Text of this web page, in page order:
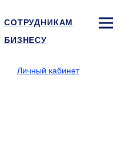
СОТРУДНИКАМ
БИЗНЕСУ
Личный кабинет